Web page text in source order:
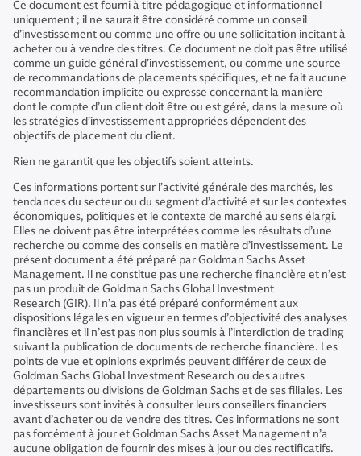
Ce document est fourni à titre pédagogique et informationnel
uniquement ; il ne saurait être considéré comme un conseil
d’investissement ou comme une offre ou une sollicitation incitant à
acheter ou à vendre des titres. Ce document ne doit pas être utilisé
comme un guide général d’investissement, ou comme une source
de recommandations de placements spécifiques, et ne fait aucune
recommandation implicite ou expresse concernant la manière
dont le compte d’un client doit être ou est géré, dans la mesure où
les stratégies d’investissement appropriées dépendent des
objectifs de placement du client.
Rien ne garantit que les objectifs soient atteints.
Ces informations portent sur l’activité générale des marchés, les
tendances du secteur ou du segment d’activité et sur les contextes
économiques, politiques et le contexte de marché au sens élargi.
Elles ne doivent pas être interprétées comme les résultats d’une
recherche ou comme des conseils en matière d’investissement. Le
présent document a été préparé par Goldman Sachs Asset
Management. Il ne constitue pas une recherche financière et n’est
pas un produit de Goldman Sachs Global Investment
Research (GIR). Il n’a pas été préparé conformément aux
dispositions légales en vigueur en termes d’objectivité des analyses
financières et il n’est pas non plus soumis à l’interdiction de trading
suivant la publication de documents de recherche financière. Les
points de vue et opinions exprimés peuvent différer de ceux de
Goldman Sachs Global Investment Research ou des autres
départements ou divisions de Goldman Sachs et de ses filiales. Les
investisseurs sont invités à consulter leurs conseillers financiers
avant d’acheter ou de vendre des titres. Ces informations ne sont
pas forcément à jour et Goldman Sachs Asset Management n’a
aucune obligation de fournir des mises à jour ou des rectificatifs.